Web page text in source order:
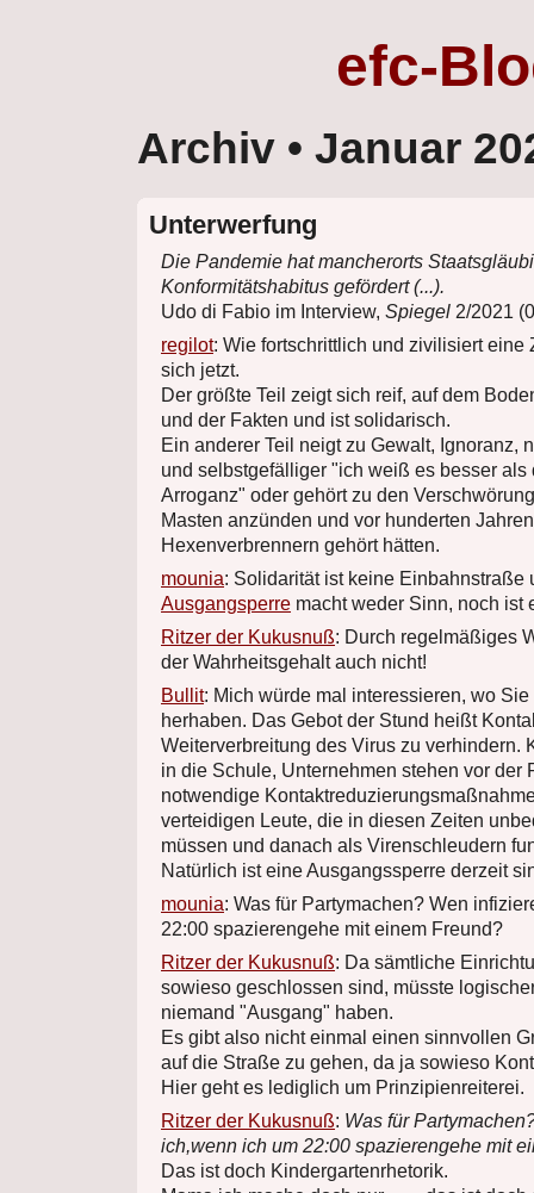
efc-
Archiv • Januar
Unterwerfung
Die Pandemie hat mancherorts
Konformitätshabitus gefördert (...).
Udo di Fabio im Interview, Spiegel 2/2021
regilot: Wie fortschrittlich und zivilisiert eine
sich jetzt.
Der größte Teil zeigt sich reif, auf dem
und der Fakten und ist solidarisch.
Ein anderer Teil neigt zu Gewalt, Ignoranz,
und selbstgefälliger "ich weiß es besser als
Arroganz" oder gehört zu den
Masten anzünden und vor hunderten
Hexenverbrennern gehört hätten.
mounia: Solidarität ist keine Einbahnstraße
Ausgangsperre macht weder Sinn, noch ist
Ritzer der Kukusnuß: Durch regelmäßiges
der Wahrheitsgehalt auch nicht!
Bullit: Mich würde mal interessieren, wo
herhaben. Das Gebot der Stund heißt
Weiterverbreitung des Virus zu verhindern.
in die Schule, Unternehmen stehen vor der
notwendige
verteidigen Leute, die in diesen Zeiten
müssen und danach als Virenschleudern
Natürlich ist eine Ausgangssperre derzeit
mounia: Was für Partymachen? Wen
22:00 spazierengehe mit einem Freund?
Ritzer der Kukusnuß: Da sämtliche
sowieso geschlossen sind, müsste
niemand "Ausgang" haben.
Es gibt also nicht einmal einen sinnvollen
auf die Straße zu gehen, da ja sowieso
Hier geht es lediglich um Prinzipienreiterei.
Ritzer der Kukusnuß: Was für
ich,wenn ich um 22:00 spazierengehe mit
Das ist doch Kindergartenrhetorik.